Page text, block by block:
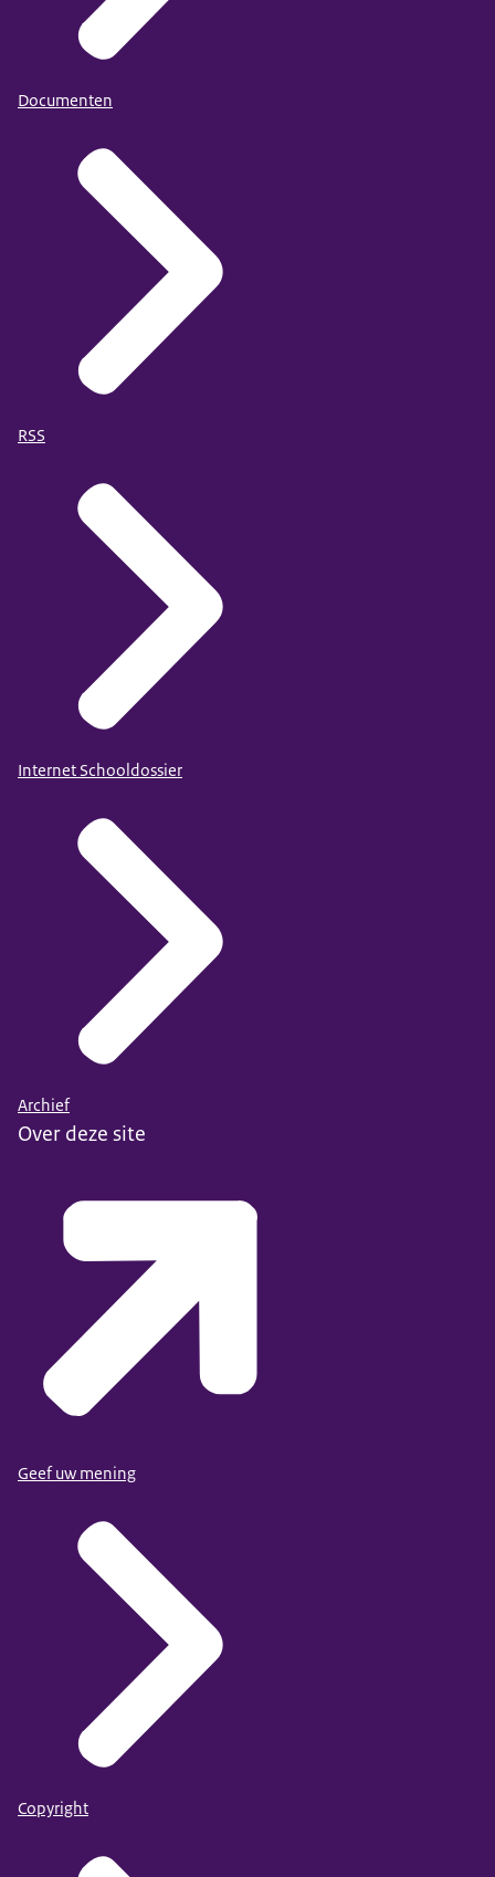
Documenten
RSS
Internet Schooldossier
Archief
Over deze site
Geef uw mening
Copyright